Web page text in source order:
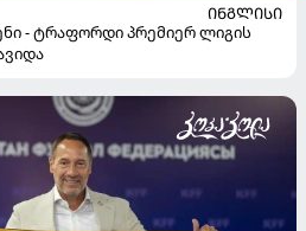
ᲘᲜᲒᲚᲘᲡᲘ
- ტრაფორდი პრემიერ ლიგის